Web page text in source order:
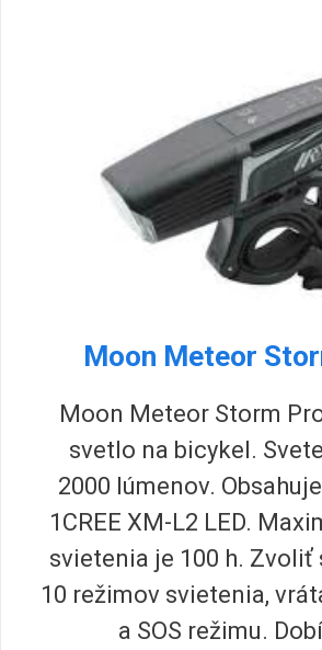
Moon Meteor
Moon Meteor Storm
svetlo na bicykel.
2000 lúmenov.
1CREE XM-L2 LED.
svietenia je 100 h. Zvoliť
10 režimov svietenia,
a SOS režimu.